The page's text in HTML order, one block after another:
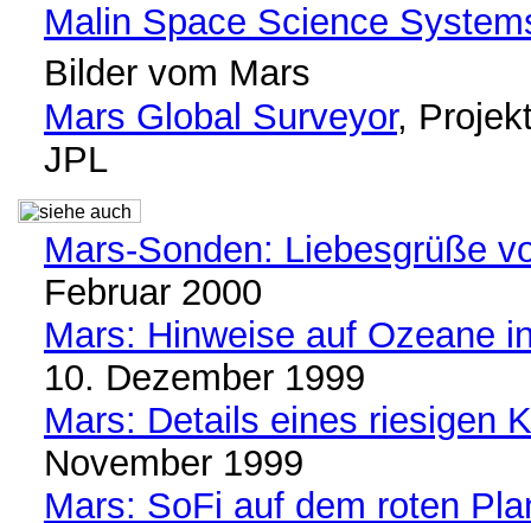
Malin Space Science
Bilder vom Mars
Mars Global Surveyor,
JPL
Mars-Sonden: Liebesgrüße
Februar 2000
Mars: Hinweise auf Ozeane
10. Dezember 1999
Mars: Details eines riesigen
November 1999
Mars: SoFi auf dem roten